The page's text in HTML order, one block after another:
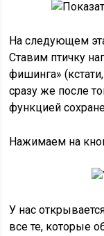
На следующем
Ставим птичку
фишинга»
сразу же после
функцией
Нажимаем на
У нас
все те, которые